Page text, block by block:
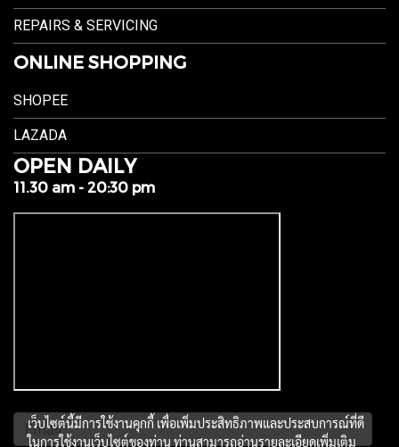
REPAIRS & SERVICING
ONLINE SHOPPING
SHOPEE
LAZADA
OPEN DAILY
11.30 am - 20:30 pm
เว็บไซต์นี้มีการใช้งานคุกกี้ เพื่อเพิ่มประสิทธิภาพและประสบการณ์ที่ดี
ในการใช้งานเว็บไซต์ของท่าน ท่านสามารถอ่านรายละเอียดเพิ่มเติม